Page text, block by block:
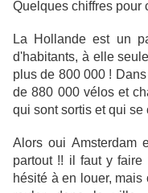
Quelques chiffres pour
La Hollande est un
d'habitants, à elle
plus de 800 000 !
de 880 000 vélos et
qui sont sortis et qui
Alors oui
partout !! il faut y faire
hésité à en louer,